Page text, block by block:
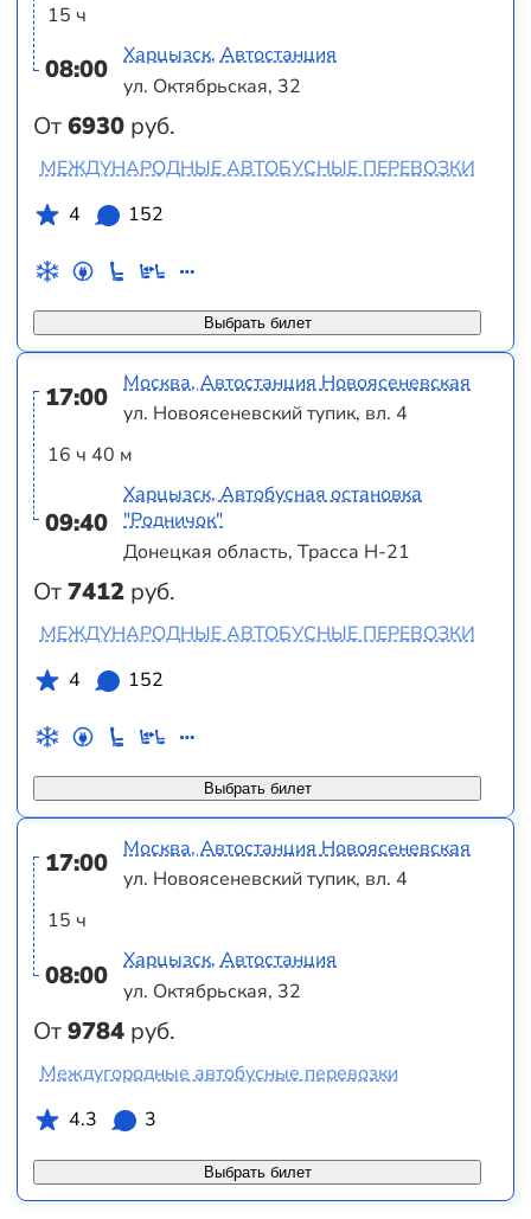
15 ч
08:00
От6930 руб.
Харцызск, Автостанция
ул. Октябрьская, 32
Выбрать билет
МЕЖДУНАРОДНЫЕ АВТОБУСНЫЕ ПЕРЕВОЗКИ
4
152
17:00
16 ч 40 м
09:40
От7412 руб.
Москва, Автостанция Новоясеневская
ул. Новоясеневский тупик, вл. 4
Харцызск, Автобусная остановка
"Родничок"
Донецкая область, Трасса Н-21
Выбрать билет
МЕЖДУНАРОДНЫЕ АВТОБУСНЫЕ ПЕРЕВОЗКИ
4
152
17:00
15 ч
08:00
От9784 руб.
Москва, Автостанция Новоясеневская
ул. Новоясеневский тупик, вл. 4
Харцызск, Автостанция
ул. Октябрьская, 32
Выбрать билет
Междугородные автобусные перевозки
4.3
3